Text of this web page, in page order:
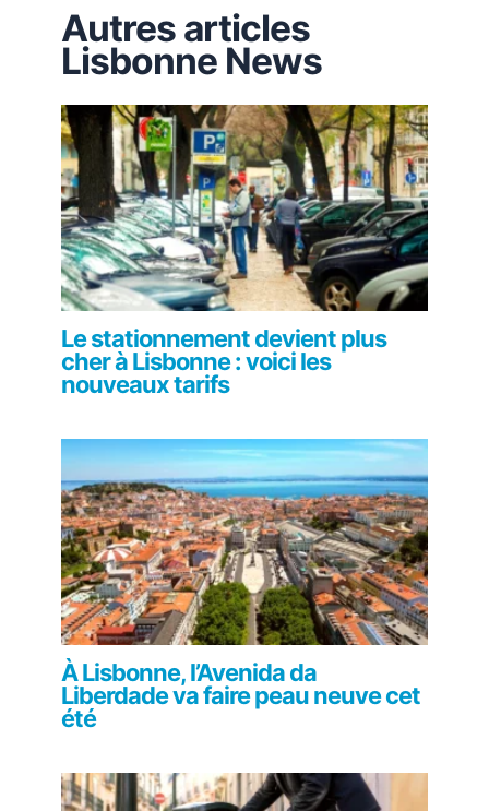
Autres articles
Lisbonne News
Le stationnement devient plus
cher à Lisbonne : voici les
nouveaux tarifs
À Lisbonne, l’Avenida da
Liberdade va faire peau neuve cet
été